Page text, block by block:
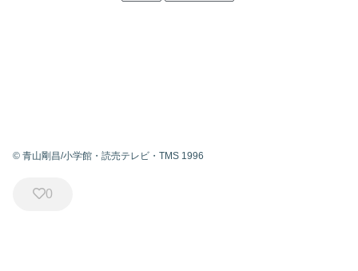
© 青山剛昌/小学館・読売テレビ・TMS 1996
0